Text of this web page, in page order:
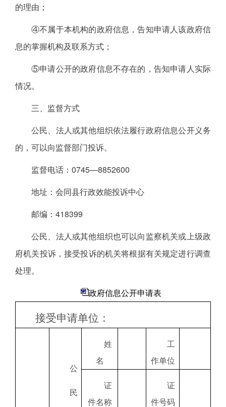
的理由；
④不属于本机构的政府信息，告知申请人该政府信
息的掌握机构及联系方式；
⑤申请公开的政府信息不存在的，告知申请人实际
情况。
三、监督方式
公民、法人或其他组织依法履行政府信息公开义务
的，可以向监督部门投诉。
监督电话：0745—8852600
地址：会同县行政效能投诉中心
邮编：418399
公民、法人或其他组织也可以向监察机关或上级政
府机关投诉，接受投诉的机关将根据有关规定进行调查
处理。
政府信息公开申请表
接受申请单位：
公
民
姓
名
工
作单位
证
件名称
证
件号码